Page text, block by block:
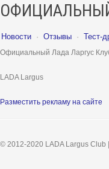
Новости · Отзывы · Тест-
Официальный Лада Ларгус
LADA Largus
Разместить рекламу на сайте
© 2012-2020 LADA Largus Club